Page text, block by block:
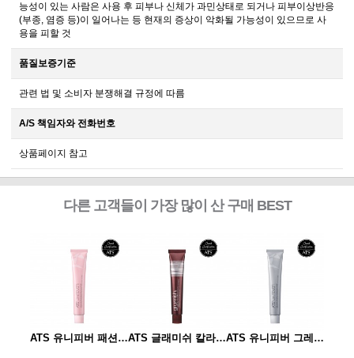
능성이 있는 사람은 사용 후 피부나 신체가 과민상태로 되거나 피부이상반응
(부종, 염증 등)이 일어나는 등 현재의 증상이 악화될 가능성이 있으므로 사
용을 피할 것
품질보증기준
관련 법 및 소비자 분쟁해결 규정에 따름
A/S 책임자와 전화번호
상품페이지 참고
다른 고객들이 가장 많이 산 구매 BEST
ATS 유니피버 패션 컬러 80g ATS 글래미쉬 칼라 80g ATS 유니피버 그레이 컬러 80g